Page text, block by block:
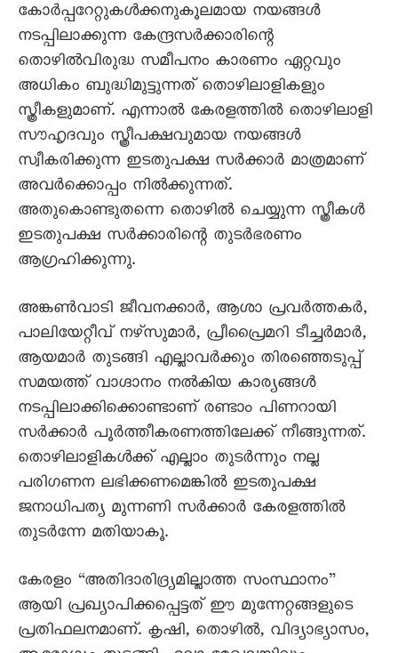
കോർപ്പറേറ്റുകൾക്കനുകൂലമായ നയങ്ങൾ
നടപ്പിലാക്കുന്ന കേന്ദ്രസർക്കാരിന്റെ
തൊഴിൽവിരുദ്ധ സമീപനം കാരണം ഏറ്റവും
അധികം ബുദ്ധിമുട്ടുന്നത് തൊഴിലാളികളും
സ്ത്രീകളുമാണ്. എന്നാൽ കേരളത്തിൽ തൊഴിലാളി
സൗഹൃദവും സ്ത്രീപക്ഷവുമായ നയങ്ങൾ
സ്വീകരിക്കുന്ന ഇടതുപക്ഷ സർക്കാർ മാത്രമാണ്
അവർക്കൊപ്പം നിൽക്കുന്നത്.
അതുകൊണ്ടുതന്നെ തൊഴിൽ ചെയ്യുന്ന സ്ത്രീകൾ
ഇടതുപക്ഷ സർക്കാരിന്റെ തുടർഭരണം
ആഗ്രഹിക്കുന്നു.
അങ്കൺവാടി ജീവനക്കാർ, ആശാ പ്രവർത്തകർ,
പാലിയേറ്റീവ് നഴ്സുമാർ, പ്രീപ്രൈമറി ടീച്ചർമാർ,
ആയമാർ തുടങ്ങി എല്ലാവർക്കും തിരഞ്ഞെടുപ്പ്
സമയത്ത് വാഗ്ദാനം നൽകിയ കാര്യങ്ങൾ
നടപ്പിലാക്കിക്കൊണ്ടാണ് രണ്ടാം പിണറായി
സർക്കാർ പൂർത്തീകരണത്തിലേക്ക് നീങ്ങുന്നത്.
തൊഴിലാളികൾക്ക് എല്ലാം തുടർന്നും നല്ല
പരിഗണന ലഭിക്കണമെങ്കിൽ ഇടതുപക്ഷ
ജനാധിപത്യ മുന്നണി സർക്കാർ കേരളത്തിൽ
തുടർന്നേ മതിയാകൂ.
കേരളം “അതിദാരിദ്ര്യമില്ലാത്ത സംസ്ഥാനം”
ആയി പ്രഖ്യാപിക്കപ്പെട്ടത് ഈ മുന്നേറ്റങ്ങളുടെ
പ്രതിഫലനമാണ്. കൃഷി, തൊഴിൽ, വിദ്യാഭ്യാസം,